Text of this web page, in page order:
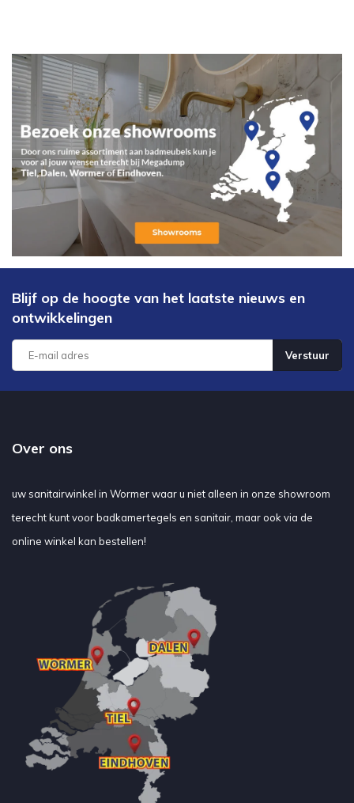
Blijf op de hoogte van het laatste nieuws en
ontwikkelingen
Verstuur
Over ons
uw sanitairwinkel in Wormer waar u niet alleen in onze showroom
terecht kunt voor badkamertegels en sanitair, maar ook via de
online winkel kan bestellen!